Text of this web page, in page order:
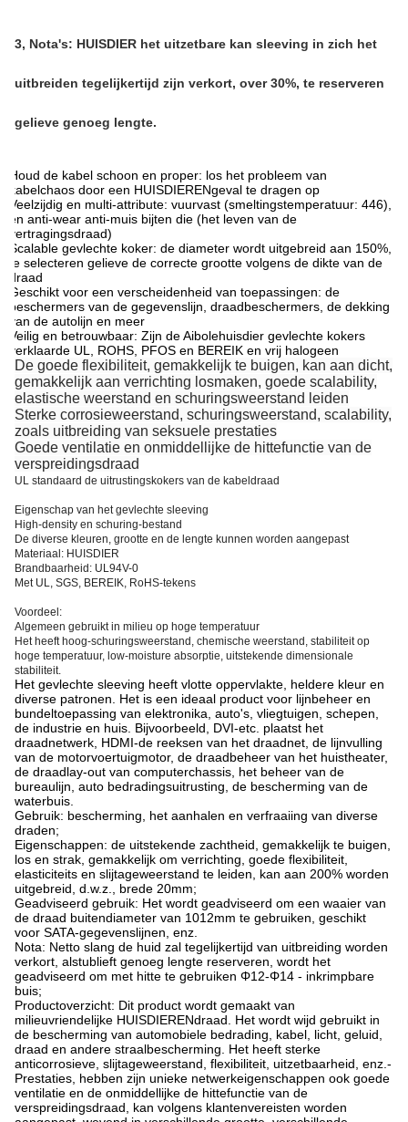
3, Nota's: HUISDIER het uitzetbare kan sleeving in zich het
uitbreiden tegelijkertijd zijn verkort, over 30%, te reserveren
gelieve genoeg lengte.
Houd de kabel schoon en proper: los het probleem van
kabelchaos door een HUISDIERENgeval te dragen op
Veelzijdig en multi-attribute: vuurvast (smeltingstemperatuur: 446),
en anti-wear anti-muis bijten die (het leven van de
vertragingsdraad)
Scalable gevlechte koker: de diameter wordt uitgebreid aan 150%,
te selecteren gelieve de correcte grootte volgens de dikte van de
draad
Geschikt voor een verscheidenheid van toepassingen: de
beschermers van de gegevenslijn, draadbeschermers, de dekking
van de autolijn en meer
Veilig en betrouwbaar: Zijn de Aibolehuisdier gevlechte kokers
verklaarde UL, ROHS, PFOS en BEREIK en vrij halogeen
De goede flexibiliteit, gemakkelijk te buigen, kan aan dicht,
gemakkelijk aan verrichting losmaken, goede scalability,
elastische weerstand en schuringsweerstand leiden
Sterke corrosieweerstand, schuringsweerstand, scalability,
zoals uitbreiding van seksuele prestaties
Goede ventilatie en onmiddellijke de hittefunctie van de
verspreidingsdraad
UL standaard de uitrustingskokers van de kabeldraad
Eigenschap van het gevlechte sleeving
High-density en schuring-bestand
De diverse kleuren, grootte en de lengte kunnen worden aangepast
Materiaal: HUISDIER
Brandbaarheid: UL94V-0
Met UL, SGS, BEREIK, RoHS-tekens
Voordeel:
Algemeen gebruikt in milieu op hoge temperatuur
Het heeft hoog-schuringsweerstand, chemische weerstand, stabiliteit op
hoge temperatuur, low-moisture absorptie, uitstekende dimensionale
stabiliteit.
Het gevlechte sleeving heeft vlotte oppervlakte, heldere kleur en
diverse patronen. Het is een ideaal product voor lijnbeheer en
bundeltoepassing van elektronika, auto's, vliegtuigen, schepen,
de industrie en huis. Bijvoorbeeld, DVI-etc. plaatst het
draadnetwerk, HDMI-de reeksen van het draadnet, de lijnvulling
van de motorvoertuigmotor, de draadbeheer van het huistheater,
de draadlay-out van computerchassis, het beheer van de
bureaulijn, auto bedradingsuitrusting, de bescherming van de
waterbuis.
Gebruik: bescherming, het aanhalen en verfraaiing van diverse
draden;
Eigenschappen: de uitstekende zachtheid, gemakkelijk te buigen,
los en strak, gemakkelijk om verrichting, goede flexibiliteit,
elasticiteits en slijtageweerstand te leiden, kan aan 200% worden
uitgebreid, d.w.z., brede 20mm;
Geadviseerd gebruik: Het wordt geadviseerd om een waaier van
de draad buitendiameter van 1012mm te gebruiken, geschikt
voor SATA-gegevenslijnen, enz.
Nota: Netto slang de huid zal tegelijkertijd van uitbreiding worden
verkort, alstublieft genoeg lengte reserveren, wordt het
geadviseerd om met hitte te gebruiken Φ12-Φ14 - inkrimpbare
buis;
Productoverzicht: Dit product wordt gemaakt van
milieuvriendelijke HUISDIERENdraad. Het wordt wijd gebruikt in
de bescherming van automobiele bedrading, kabel, licht, geluid,
draad en andere straalbescherming. Het heeft sterke
anticorrosieve, slijtageweerstand, flexibiliteit, uitzetbaarheid, enz.-
Prestaties, hebben zijn unieke netwerkeigenschappen ook goede
ventilatie en de onmiddellijke de hittefunctie van de
verspreidingsdraad, kan volgens klantenvereisten worden